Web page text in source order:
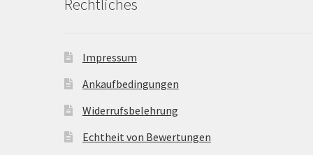
Rechtliches
Impressum
Ankaufbedingungen
Widerrufsbelehrung
Echtheit von Bewertungen